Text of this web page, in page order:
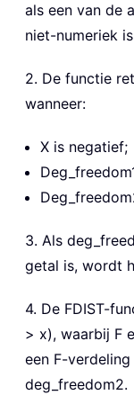
als een van de
niet-numeriek
2. De functie
wanneer:
X is negatief;
3. Als
getal is, wordt
4. De FDIST-
> x), waarbij F
een F-
deg_freedom2.